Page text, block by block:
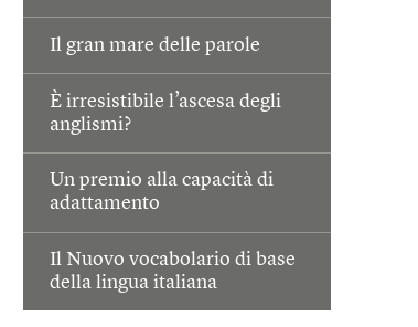
Il gran mare delle parole
È irresistibile l’ascesa degli
anglismi?
Un premio alla capacità di
adattamento
Il Nuovo vocabolario di base
della lingua italiana